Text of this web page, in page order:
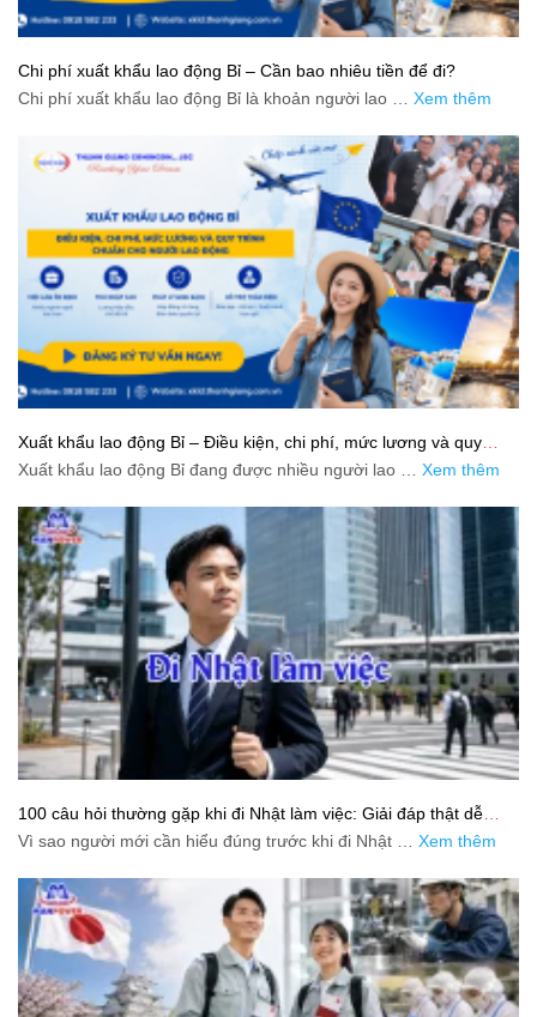
Chi phí xuất khẩu lao động Bỉ – Cần bao nhiêu tiền để đi?
Chi phí xuất khẩu lao động Bỉ là khoản người lao … Xem thêm
Xuất khẩu lao động Bỉ – Điều kiện, chi phí, mức lương và quy
trình chuẩn cho người lao động
Xuất khẩu lao động Bỉ đang được nhiều người lao … Xem thêm
100 câu hỏi thường gặp khi đi Nhật làm việc: Giải đáp thật dễ
hiểu cho người mới bắt đầu
Vì sao người mới cần hiểu đúng trước khi đi Nhật … Xem thêm